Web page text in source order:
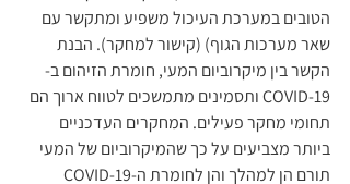
הטובים במערכת העיכול משפיע ומתקשר עם
שאר מערכות הגוף) (קישור למחקר). הבנת
הקשר בין מיקרוביום המעי, חומרת הזיהום ב-
COVID-19 ותסמינים מתמשכים לטווח ארוך הם
תחומי מחקר פעילים. המחקרים העדכניים
ביותר מצביעים על כך שהמיקרוביום של המעי